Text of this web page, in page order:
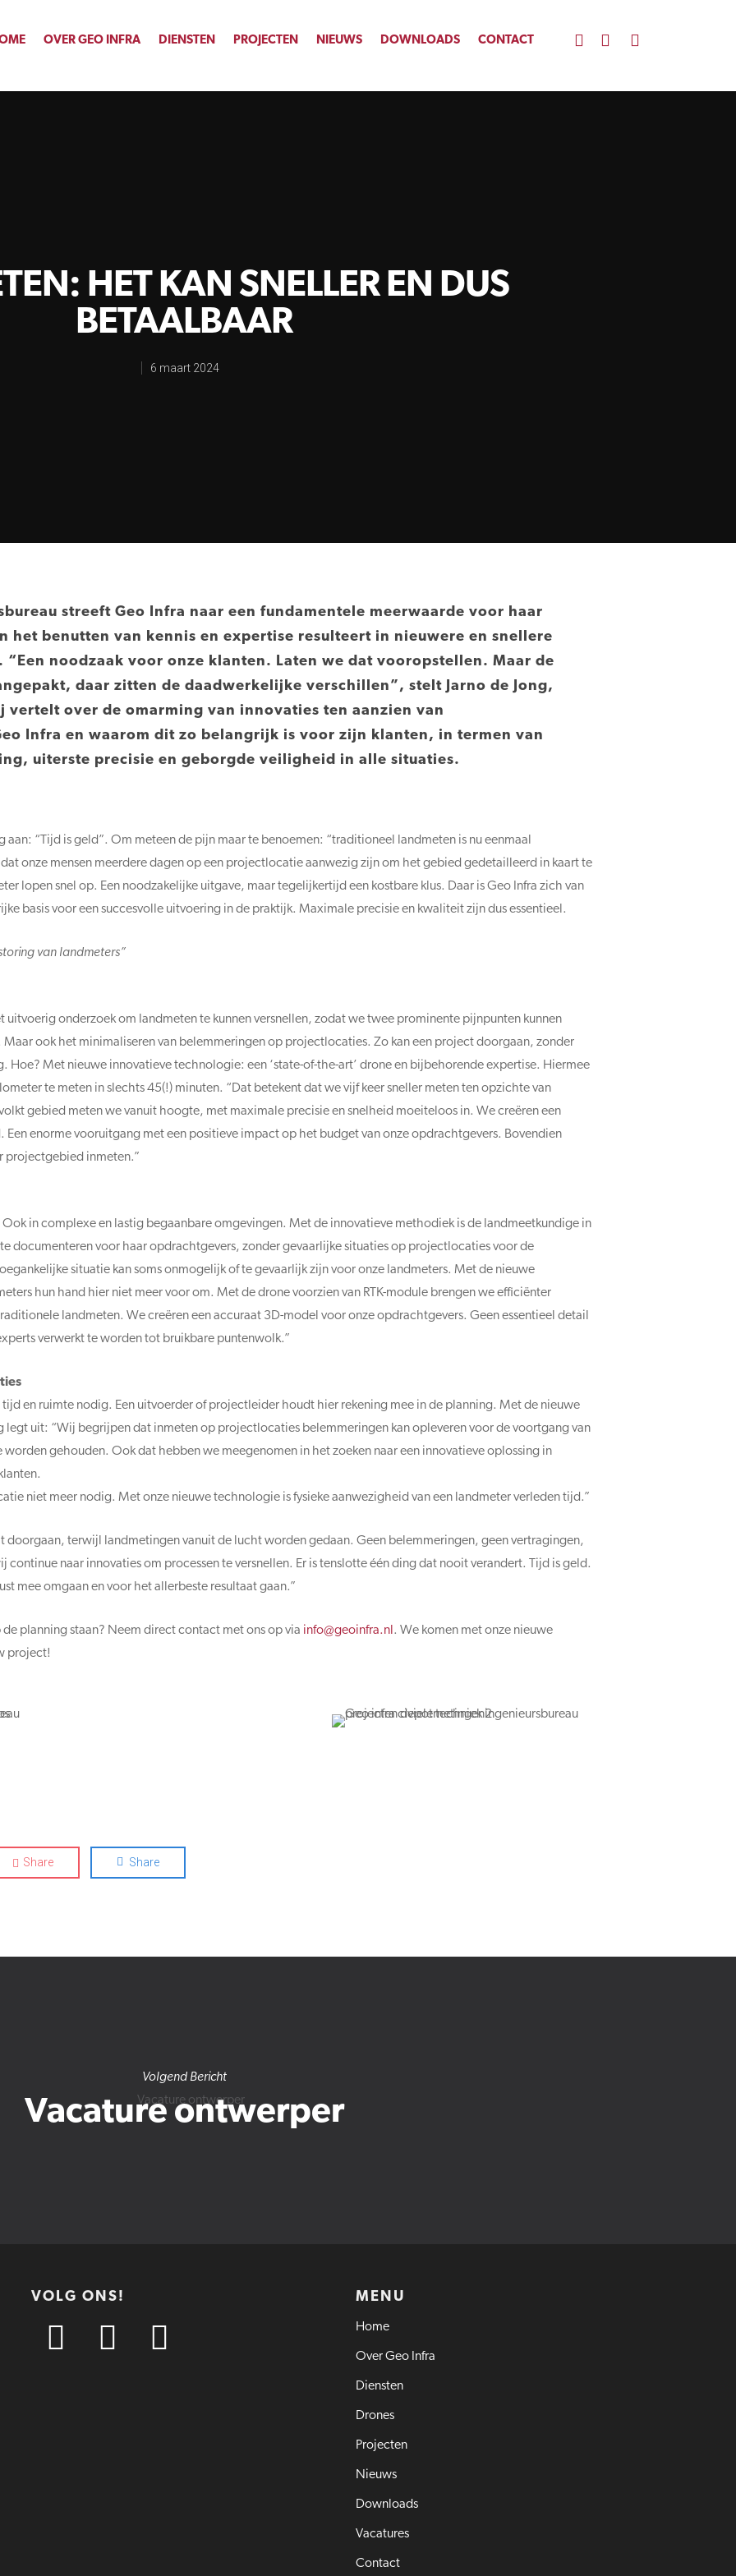
OVER GEO INFRA DIENSTEN PROJECTEN NIEUWS DOWNLOADS CONTACT
HET KAN SNELLER EN DUS
BETAALBAAR
6 maart 2024
streeft Geo Infra naar een fundamentele meerwaarde voor haar
het benutten van kennis en expertise resulteert in nieuwere en snellere
noodzaak voor onze klanten. Laten we dat vooropstellen. Maar de
daar zitten de daadwerkelijke verschillen”, stelt Jarno de Jong,
over de omarming van innovaties ten aanzien van
Infra en waarom dit zo belangrijk is voor zijn klanten, in termen van
uiterste precisie en geborgde veiligheid in alle situaties.
aan: “Tijd is geld”. Om meteen de pijn maar te benoemen: “traditioneel landmeten is nu eenmaal
onze mensen meerdere dagen op een projectlocatie aanwezig zijn om het gebied gedetailleerd in kaart te
lopen snel op. Een noodzakelijke uitgave, maar tegelijkertijd een kostbare klus. Daar is Geo Infra zich van
basis voor een succesvolle uitvoering in de praktijk. Maximale precisie en kwaliteit zijn dus essentieel.
van landmeters”
uitvoerig onderzoek om landmeten te kunnen versnellen, zodat we twee prominente pijnpunten kunnen
ook het minimaliseren van belemmeringen op projectlocaties. Zo kan een project doorgaan, zonder
Hoe? Met nieuwe innovatieve technologie: een ‘state-of-the-art’ drone en bijbehorende expertise. Hiermee
te meten in slechts 45(!) minuten. “Dat betekent dat we vijf keer sneller meten ten opzichte van
gebied meten we vanuit hoogte, met maximale precisie en snelheid moeiteloos in. We creëren een
enorme vooruitgang met een positieve impact op het budget van onze opdrachtgevers. Bovendien
projectgebied inmeten.”
in complexe en lastig begaanbare omgevingen. Met de innovatieve methodiek is de landmeetkundige in
documenteren voor haar opdrachtgevers, zonder gevaarlijke situaties op projectlocaties voor de
situatie kan soms onmogelijk of te gevaarlijk zijn voor onze landmeters. Met de nieuwe
hun hand hier niet meer voor om. Met de drone voorzien van RTK-module brengen we efficiënter
landmeten. We creëren een accuraat 3D-model voor onze opdrachtgevers. Geen essentieel detail
verwerkt te worden tot bruikbare puntenwolk.”
en ruimte nodig. Een uitvoerder of projectleider houdt hier rekening mee in de planning. Met de nieuwe
legt uit: “Wij begrijpen dat inmeten op projectlocaties belemmeringen kan opleveren voor de voortgang van
gehouden. Ook dat hebben we meegenomen in het zoeken naar een innovatieve oplossing in
niet meer nodig. Met onze nieuwe technologie is fysieke aanwezigheid van een landmeter verleden tijd.”
doorgaan, terwijl landmetingen vanuit de lucht worden gedaan. Geen belemmeringen, geen vertragingen,
continue naar innovaties om processen te versnellen. Er is tenslotte één ding dat nooit verandert. Tijd is geld.
mee omgaan en voor het allerbeste resultaat gaan.”
planning staan? Neem direct contact met ons op via ln.arfnioeg
@ofni
. We komen met onze nieuwe
project!
Share Share
Volgend Bericht
Vacature ontwerper
VOLG ONS! MENU
Home
Over Geo Infra
Diensten
Drones
Projecten
Nieuws
Downloads
Vacatures
Contact